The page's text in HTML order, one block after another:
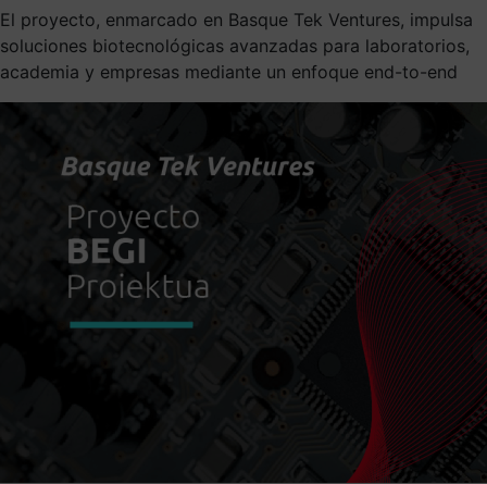
El proyecto, enmarcado en Basque Tek Ventures, impulsa
soluciones biotecnológicas avanzadas para laboratorios,
academia y empresas mediante un enfoque end-to-end